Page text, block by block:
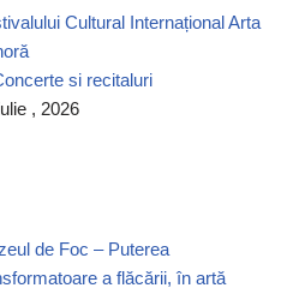
Cultural Internațional Arta
si recitaluri
, 2026
de Foc – Puterea
a flăcării, în artă